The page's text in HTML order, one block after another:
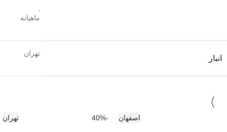
ماهیانه
انبار
تهران
اصفهان -40% تهران